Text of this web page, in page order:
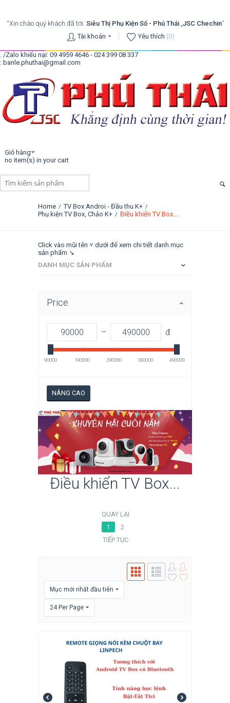
“Xin chào quý khách đã tới: Siêu Thị Phụ Kiện Số - Phú Thái.,JSC Chechin”
Tài khoản
Yêu thích (0)
. /Zalo khiếu nại: 09 4959 4646 - 024 399 08 337
: banle.phuthai@gmail.com
Giỏ hàng
no item(s) in your cart
Home / TV Box Androi - Đầu thu K+ /
Phụ kiện TV Box, Chảo K+ / Điều khiển TV Box...
Click vào mũi tên ˅ dưới để xem chi tiết danh mục
sản phẩm ↘
DANH MỤC SẢN PHẨM
Price
– đ
90000 190000 290000 390000 490000
NÂNG CAO
Điều khiển TV Box...
QUAY LẠI
1
2
TIẾP TỤC
Mục mới nhất đầu tiên
24 Per Page